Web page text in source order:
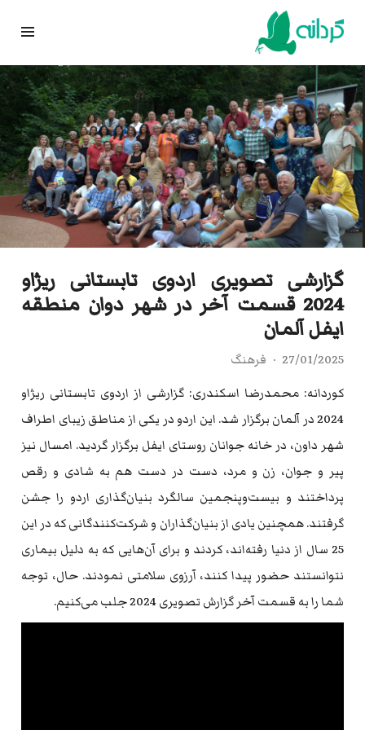
Skip
content
گزارشی تصویری اردوی تابستانی ریژاو
2024 قسمت آخر در شهر دوان منطقه
ایفل آلمان
27/01/2025
فرهنگ
کوردانه: محمدرضا اسکندری: گزارشی از اردوی تابستانی ریژاو
2024 در آلمان برگزار شد. این اردو در یکی از مناطق زیبای اطراف
شهر داون، در خانه جوانان روستای ایفل برگزار گردید. امسال نیز
پیر و جوان، زن و مرد، دست در دست هم به شادی و رقص
پرداختند و بیست‌وپنجمین سالگرد بنیان‌گذاری اردو را جشن
گرفتند. همچنین یادی از بنیان‌گذاران و شرکت‌کنندگانی که در این
25 سال از دنیا رفته‌اند، کردند و برای آن‌هایی که به دلیل بیماری
نتوانستند حضور پیدا کنند، آرزوی سلامتی نمودند. حال، توجه
شما را به قسمت آخر گزارش تصویری 2024 جلب می‌کنیم.